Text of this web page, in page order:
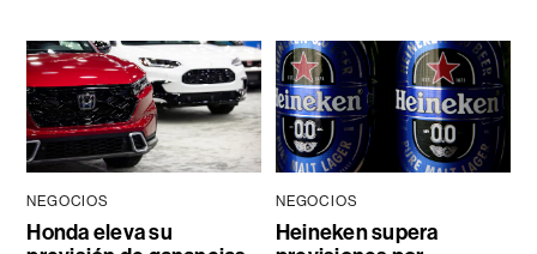
NEGOCIOS
Honda eleva su
NEGOCIOS
Heineken supera